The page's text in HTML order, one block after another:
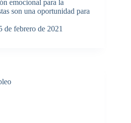
emocional para la
son una oportunidad para
de febrero de 2021